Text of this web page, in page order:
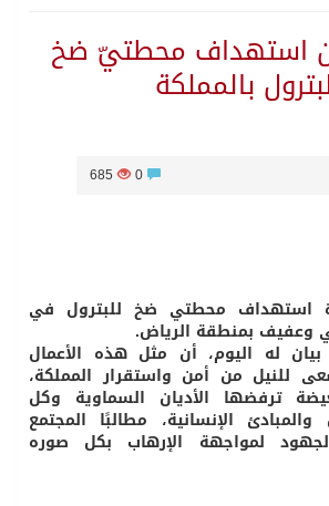
استهداف محطتيّ ضخ
بالمملكة
685
استهداف محطتي ضخ للبترول في
وعفيف بمنطقة الرياض.
له اليوم، أن مثل هذه الأعمال
للنيل من أمن واستقرار المملكة،
ترفضها الأديان السماوية وكل
والمبادئ الإنسانية، مطالبًا المجتمع
لمواجهة الإرهاب بكل صوره